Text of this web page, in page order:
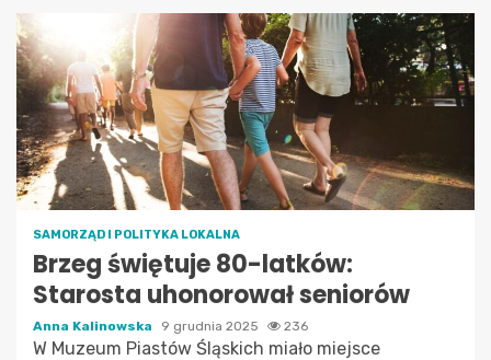
SAMORZĄD I POLITYKA LOKALNA
Brzeg świętuje 80-latków:
Starosta uhonorował seniorów
Anna Kalinowska 9 grudnia 2025 236
W Muzeum Piastów Śląskich miało miejsce